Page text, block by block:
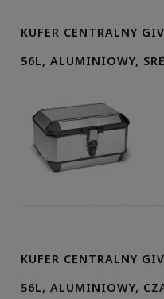
KUFER CENTRALNY
56L, ALUMINIOWY,
KUFER CENTRALNY
56L, ALUMINIOWY,